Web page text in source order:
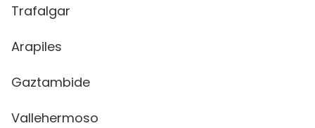
Trafalgar
Arapiles
Gaztambide
Vallehermoso